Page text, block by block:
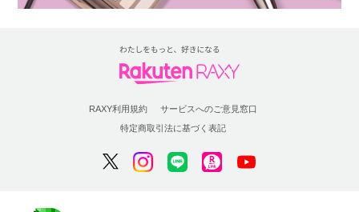
RAXY利用規約
サービスへのご意見窓口
特定商取引法に基づく表記